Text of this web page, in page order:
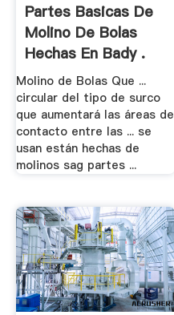
Partes Basicas De
Molino De Bolas
Hechas En Bady .
Molino de Bolas Que ...
circular del tipo de surco
que aumentará las áreas de
contacto entre las ... se
usan están hechas de
molinos sag partes ...